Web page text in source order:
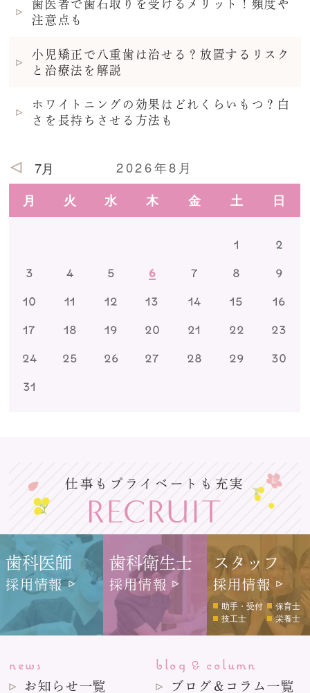
歯医者で歯石取りを受けるメリット！頻度や
注意点も
小児矯正で八重歯は治せる？放置するリスク
と治療法を解説
ホワイトニングの効果はどれくらいもつ？白
さを長持ちさせる方法も
2026年8月
月 火 水 木 金 土 日
7月
1
2
3
4 5 6 7 8
9
10
11 12 13 14 15
16
17
18 19 20 21 22
23
24
25 26 27 28 29
30
31
仕事もプライベートも充実
歯科医師
採用情報
歯科衛生士
採用情報
スタッフ
採用情報
助手・受付
保育士
技工士
栄養士
news
お知らせ一覧
blog& column
ブログ＆コラム一覧